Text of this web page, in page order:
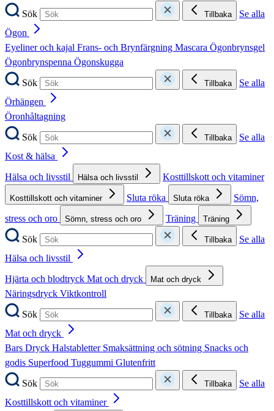
Sök
Tillbaka
Se alla
Ögon
Eyeliner och kajal Frans- och Brynfärgning Mascara Ögonbrynsgel
Ögonbrynspenna Ögonskugga
Sök
Tillbaka
Se alla
Örhängen
Öronhåltagning
Sök
Tillbaka
Se alla
Kost & hälsa
Hälsa och livsstil
Hälsa och livsstil Kosttillskott och vitaminer
Kosttillskott och vitaminer Sluta röka Sluta röka
Sömn,
stress och oro
Sömn, stress och oro Träning Träning
Sök Tillbaka
Se alla
Hälsa och livsstil
Hjärta och blodtryck Mat och dryck Mat och dryck
Näringsdryck Viktkontroll
Sök
Tillbaka
Se alla
Mat och dryck
Bars Dryck Halstabletter Smaksättning och sötning Snacks och
godis Superfood Tuggummi Glutenfritt
Sök
Tillbaka
Se alla
Kosttillskott och vitaminer